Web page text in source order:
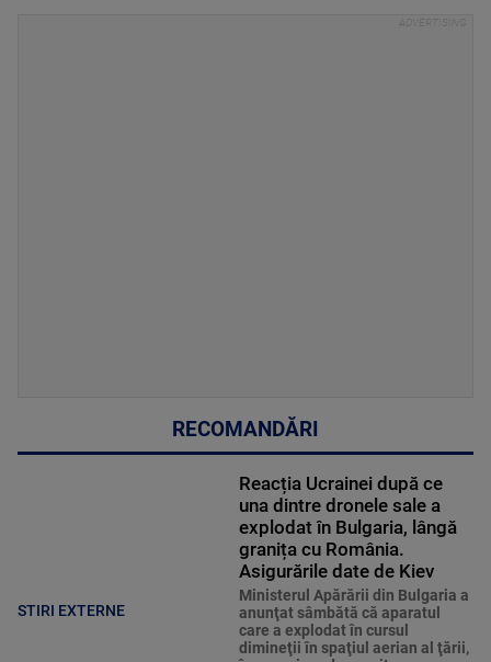
RECOMANDĂRI
STIRI EXTERNE
Reacția Ucrainei după ce
una dintre dronele sale a
explodat în Bulgaria, lângă
granița cu România.
Asigurările date de Kiev
Ministerul Apărării din Bulgaria a
anunţat sâmbătă că aparatul
care a explodat în cursul
dimineţii în spaţiul aerian al ţării,